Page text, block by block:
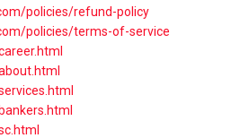
policies/refund-policy
policies/terms-of-service